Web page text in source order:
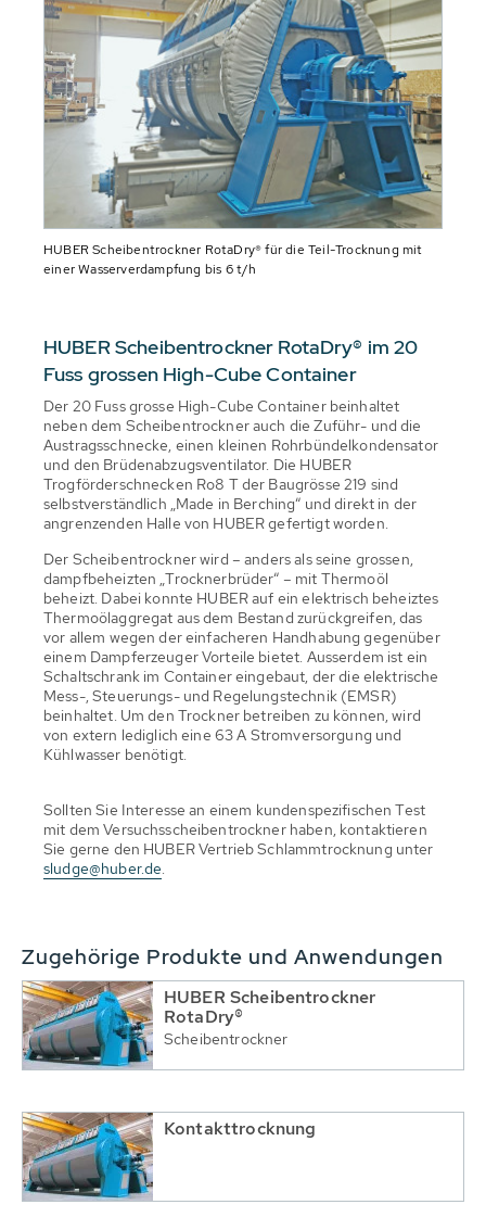
HUBER Scheibentrockner RotaDry® für die Teil-Trocknung mit
einer Wasserverdampfung bis 6 t/h
HUBER Scheibentrockner RotaDry® im 20
Fuss grossen High-Cube Container
Der 20 Fuss grosse High-Cube Container beinhaltet
neben dem Scheibentrockner auch die Zuführ- und die
Austragsschnecke, einen kleinen Rohrbündelkondensator
und den Brüdenabzugsventilator. Die HUBER
Trogförderschnecken Ro8 T der Baugrösse 219 sind
selbstverständlich „Made in Berching“ und direkt in der
angrenzenden Halle von HUBER gefertigt worden.
Der Scheibentrockner wird – anders als seine grossen,
dampfbeheizten „Trocknerbrüder“ – mit Thermoöl
beheizt. Dabei konnte HUBER auf ein elektrisch beheiztes
Thermoölaggregat aus dem Bestand zurückgreifen, das
vor allem wegen der einfacheren Handhabung gegenüber
einem Dampferzeuger Vorteile bietet. Ausserdem ist ein
Schaltschrank im Container eingebaut, der die elektrische
Mess-, Steuerungs- und Regelungstechnik (EMSR)
beinhaltet. Um den Trockner betreiben zu können, wird
von extern lediglich eine 63 A Stromversorgung und
Kühlwasser benötigt.
Sollten Sie Interesse an einem kundenspezifischen Test
mit dem Versuchsscheibentrockner haben, kontaktieren
Sie gerne den HUBER Vertrieb Schlammtrocknung unter
sludge@huber.de.
Zugehörige Produkte und Anwendungen
HUBER Scheibentrockner
RotaDry®
Scheibentrockner
Kontakttrocknung